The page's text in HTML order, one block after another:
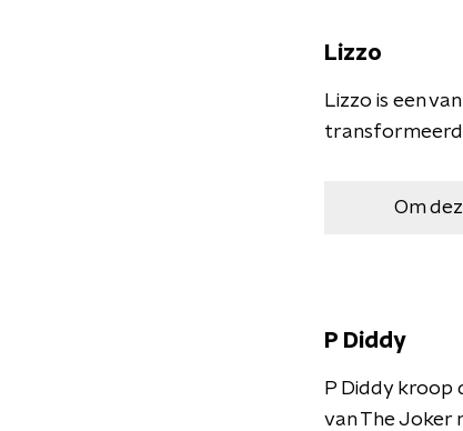
Lizzo
Lizzo is een
Om
P Diddy
P Diddy kroop
van The Joker